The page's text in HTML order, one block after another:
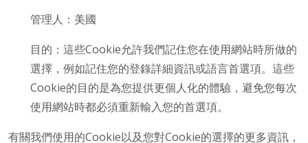
管理人：美國
目的：這些Cookie允許我們記住您在使用網站時所做的
選擇，例如記住您的登錄詳細資訊或語言首選項。這些
Cookie的目的是為您提供更個人化的體驗，避免您每次
使用網站時都必須重新輸入您的首選項。
有關我們使用的Cookie以及您對Cookie的選擇的更多資訊，